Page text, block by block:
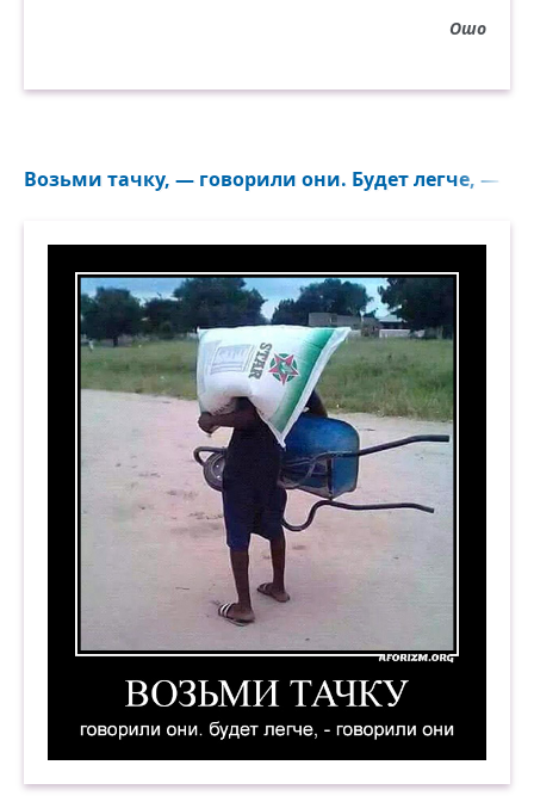
Ошо
Возьми тачку, — говорили они. Будет легче, —